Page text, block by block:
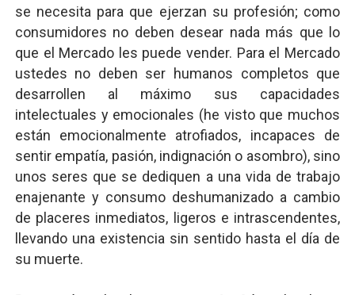
se necesita para que ejerzan su profesión; como
consumidores no deben desear nada más que lo
que el Mercado les puede vender. Para el Mercado
ustedes no deben ser humanos completos que
desarrollen al máximo sus capacidades
intelectuales y emocionales (he visto que muchos
están emocionalmente atrofiados, incapaces de
sentir empatía, pasión, indignación o asombro), sino
unos seres que se dediquen a una vida de trabajo
enajenante y consumo deshumanizado a cambio
de placeres inmediatos, ligeros e intrascendentes,
llevando una existencia sin sentido hasta el día de
su muerte.